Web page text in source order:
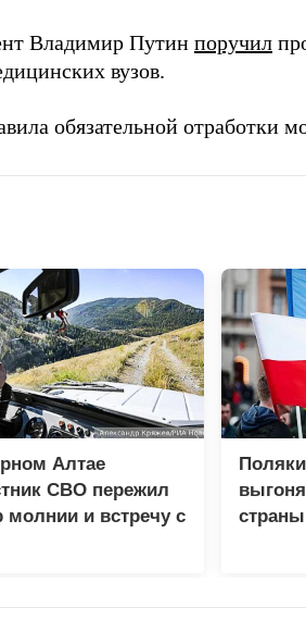
Владимир Путин поручил
вузов.
обязательной отработки
Алтае
СВО пережил
молнии и встречу с